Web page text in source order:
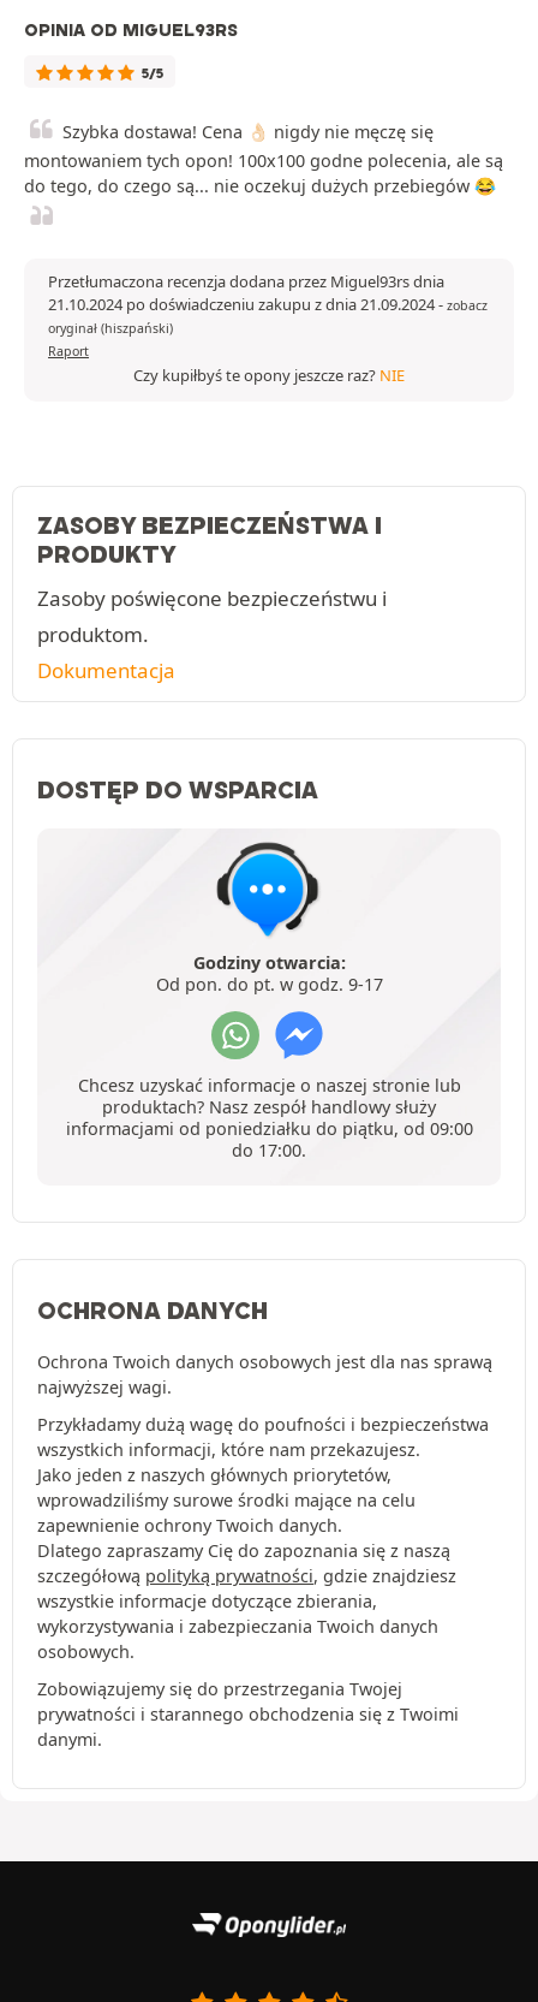
OPINIA OD MIGUEL93RS
5/5
Szybka dostawa! Cena 👌🏻 nigdy nie męczę się
montowaniem tych opon! 100x100 godne polecenia, ale są
do tego, do czego są... nie oczekuj dużych przebiegów 😂
Przetłumaczona recenzja dodana przez Miguel93rs dnia
21.10.2024 po doświadczeniu zakupu z dnia 21.09.2024- zobacz
oryginał (hiszpański)
Raport
Czy kupiłbyś te opony jeszcze raz? NIE
ZASOBY BEZPIECZEŃSTWA I
PRODUKTY
Zasoby poświęcone bezpieczeństwu i
produktom.
Dokumentacja
DOSTĘP DO WSPARCIA
Godziny otwarcia:
Od pon. do pt. w godz. 9-17
Chcesz uzyskać informacje o naszej stronie lub
produktach? Nasz zespół handlowy służy
informacjami od poniedziałku do piątku, od 09:00
do 17:00.
OCHRONA DANYCH
Ochrona Twoich danych osobowych jest dla nas sprawą
najwyższej wagi.
Przykładamy dużą wagę do poufności i bezpieczeństwa
wszystkich informacji, które nam przekazujesz.
Jako jeden z naszych głównych priorytetów,
wprowadziliśmy surowe środki mające na celu
zapewnienie ochrony Twoich danych.
Dlatego zapraszamy Cię do zapoznania się z naszą
szczegółową polityką prywatności, gdzie znajdziesz
wszystkie informacje dotyczące zbierania,
wykorzystywania i zabezpieczania Twoich danych
osobowych.
Zobowiązujemy się do przestrzegania Twojej
prywatności i starannego obchodzenia się z Twoimi
danymi.